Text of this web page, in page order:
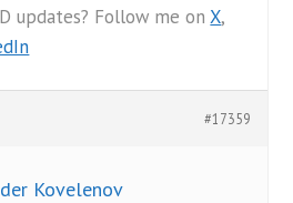
updates? Follow me onX,
#17359
Kovelenov